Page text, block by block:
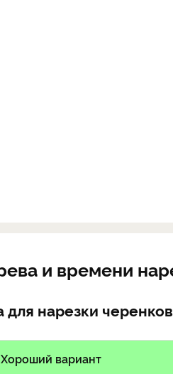
и времени
нарезки черенков
Хороший вариант